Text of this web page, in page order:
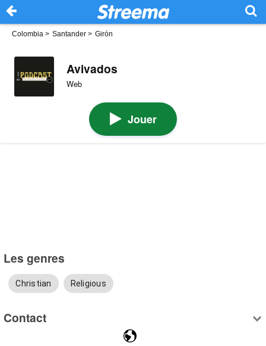
Colombia > Santander > Girón
Avivados
Web
Jouer
Les genres
Christian Religious
Contact